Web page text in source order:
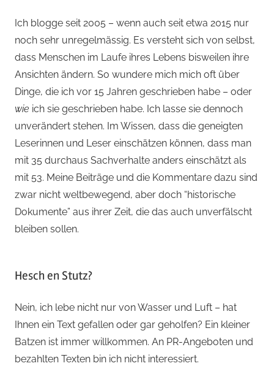
Ich blogge seit 2005 – wenn auch seit etwa 2015 nur
noch sehr unregelmässig. Es versteht sich von selbst,
dass Menschen im Laufe ihres Lebens bisweilen ihre
Ansichten ändern. So wundere mich mich oft über
Dinge, die ich vor 15 Jahren geschrieben habe – oder
wie ich sie geschrieben habe. Ich lasse sie dennoch
unverändert stehen. Im Wissen, dass die geneigten
Leserinnen und Leser einschätzen können, dass man
mit 35 durchaus Sachverhalte anders einschätzt als
mit 53. Meine Beiträge und die Kommentare dazu sind
zwar nicht weltbewegend, aber doch “historische
Dokumente” aus ihrer Zeit, die das auch unverfälscht
bleiben sollen.
Hesch en Stutz?
Nein, ich lebe nicht nur von Wasser und Luft – hat
Ihnen ein Text gefallen oder gar geholfen? Ein kleiner
Batzen ist immer willkommen. An PR-Angeboten und
bezahlten Texten bin ich nicht interessiert.